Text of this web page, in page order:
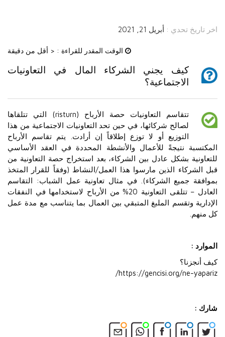
اخر تاريخ تحدي : أبريل 21, 2021
الوقت المقدر للقراءة : < أقل من دقيقة
كيف يجني الشركاء المال في التعاونيات
الاجتماعية؟
تتقاسم التعاونيات حصة الأرباح (risturn) التي تتلقاها
لصالح شركائها، في حين تحد التعاونيات الاجتماعية من هذا
التوزيع أو لا توزع إطلاقاً إن أرادت. يتم تقاسم الأرباح
المكتسبة نتيجةً للأعمال والأنشطة المحددة في العقد الأساسي
للتعاونية بشكل عادل بين الشركاء، بعد استخراج حصة التعاونية من
قبل الشركاء الذين مارسوا هذا العمل/النشاط (وفقاً للقرار المتخذ
بموافقة جميع الشركاء). في مثال تعاونية عمل الشباب: التقاسم
العادل – تتلقى التعاونية 20% من الأرباح لاستخدامها في النفقات
الإدارية وتقسم الملبغ المتبقي بين العمال بما يتناسب مع مدة عمل
كل منهم.
الموارد :
كيف أنجزنا؟
https://gencisi.org/ne-yapariz/
شارك :